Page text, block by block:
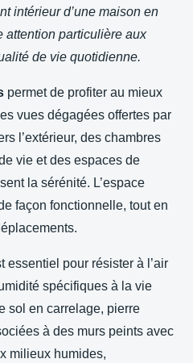
intérieur d’une maison en
attention particulière aux
de vie quotidienne.
permet de profiter au mieux
vues dégagées offertes par
l’extérieur, des chambres
vie et des espaces de
la sérénité. L’espace
façon fonctionnelle, tout en
essentiel pour résister à l’air
spécifiques à la vie
sol en carrelage, pierre
à des murs peints avec
milieux humides,